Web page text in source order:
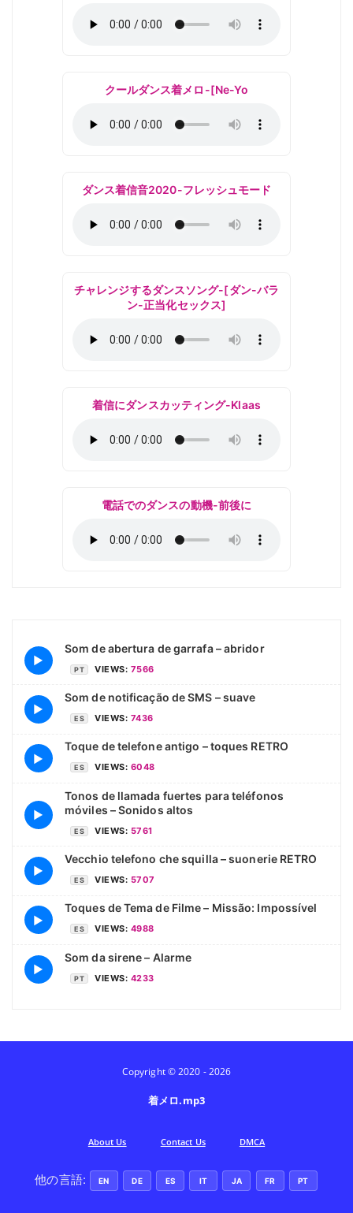
クールダンス着メロ-[Ne-Yo
ダンス着信音2020-フレッシュモード
チャレンジするダンスソング-[ダン-バラ
ン-正当化セックス]
着信にダンスカッティング-Klaas
電話でのダンスの動機-前後に
▶
Som de abertura de garrafa – abridor
PT VIEWS: 7566
▶
Som de notificação de SMS – suave
ES VIEWS: 7436
▶
Toque de telefone antigo – toques RETRO
ES VIEWS: 6048
▶
Tonos de llamada fuertes para teléfonos
móviles – Sonidos altos
ES VIEWS: 5761
▶
Vecchio telefono che squilla – suonerie RETRO
ES VIEWS: 5707
▶
Toques de Tema de Filme – Missão: Impossível
ES VIEWS: 4988
▶
Som da sirene – Alarme
PT VIEWS: 4233
Copyright © 2020 - 2026
着メロ.mp3
Аbout Us Contact Us DMCA
他の言語: EN DE ES IT JA FR PT